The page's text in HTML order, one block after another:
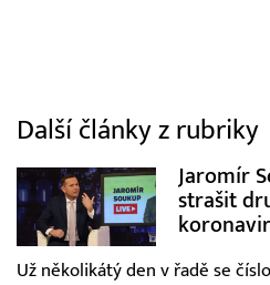
Další články z rubriky
Jaromír
strašit
Už několikátý den v řadě se